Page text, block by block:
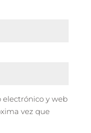
y web
vez que